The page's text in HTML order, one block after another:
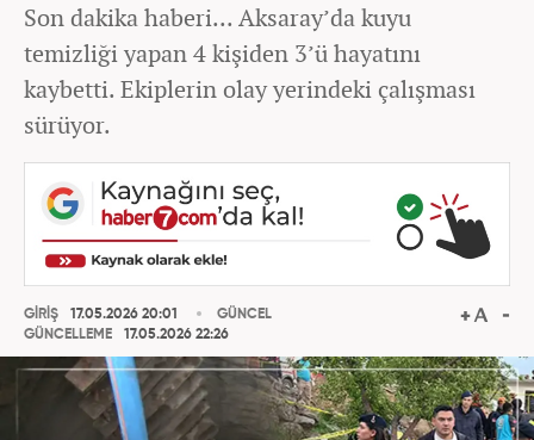
Son dakika haberi... Aksaray’da kuyu
temizliği yapan 4 kişiden 3’ü hayatını
kaybetti. Ekiplerin olay yerindeki çalışması
sürüyor.
GİRİŞ
17.05.2026 20:01
GÜNCELLEME
17.05.2026 22:26
GÜNCEL